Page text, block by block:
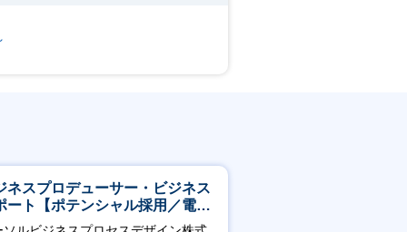
ネスプロデューサー・ビジネス
ート【ポテンシャル採用／電
ガス等の民間向けプロジェクト